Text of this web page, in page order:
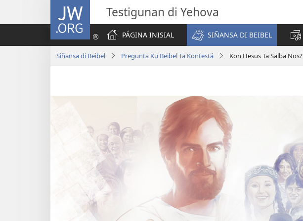
JW.ORG Testigunan di Yehova
PÁGINA INISIAL
SIÑANSA DI BEIBEL
Siñansa di Beibel Pregunta Ku Beibel Ta Kontestá Kon Hesus Ta Salba Nos?